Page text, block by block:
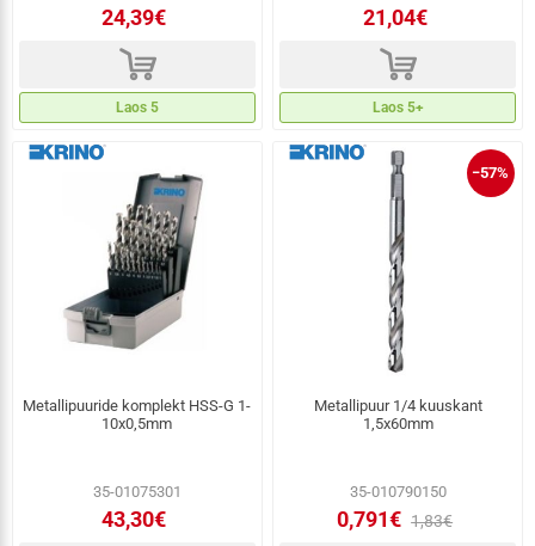
24,39€
d
Laos 5
21,04€
d
Laos 5+
Metallipuuride komplekt HSS-G 1-
10x0,5mm
35-01075301
43,30€
−57%
Metallipuur 1/4 kuuskant
1,5x60mm
35-010790150
0,791€ 1,83€